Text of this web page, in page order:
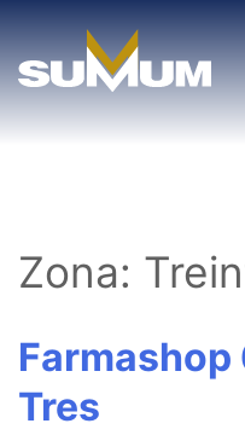
content
Zona:
Farmashop
Tres